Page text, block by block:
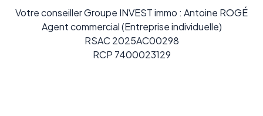
Votre conseiller Groupe INVEST immo : Antoine ROGÉ
Agent commercial (Entreprise individuelle)
RSAC 2025AC00298
RCP 7400023129